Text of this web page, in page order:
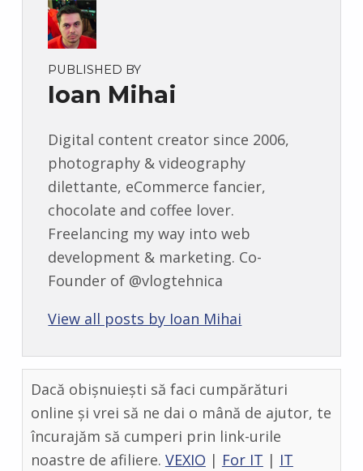
PUBLISHED BY
Ioan Mihai
Digital content creator since 2006,
photography & videography
dilettante, eCommerce fancier,
chocolate and coffee lover.
Freelancing my way into web
development & marketing. Co-
Founder of @vlogtehnica
View all posts by Ioan Mihai
Dacă obișnuiești să faci cumpărături
online și vrei să ne dai o mână de ajutor, te
încurajăm să cumperi prin link-urile
noastre de afiliere. VEXIO | For IT | IT